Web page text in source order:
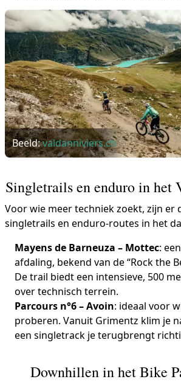
Beeld:valdanniviers.ch
Singletrails en enduro in het
Voor wie meer techniek zoekt, zijn er
singletrails en enduro-routes in het
Mayens de Barneuza – Mottec:
afdaling, bekend van de “Rock the
De trail biedt een intensieve, 500
over technisch terrein.
Parcours n°6 – Avoin: ideaal voor
proberen. Vanuit Grimentz klim je
een singletrack je terugbrengt
Downhillen in het Bike